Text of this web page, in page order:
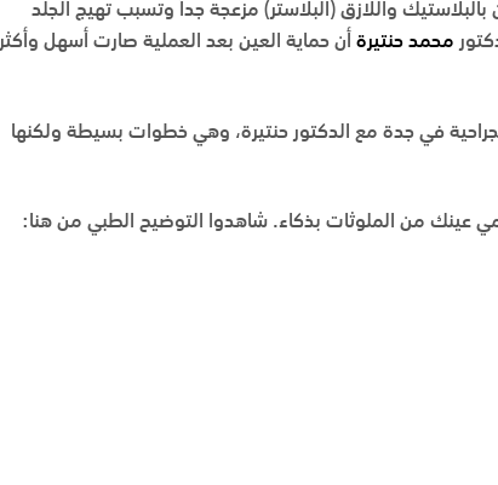
بالبلاستيك واللازق (البلاستر) مزعجة جداً وتسبب تهيج الجلد
محمد حنتيرة أن حماية العين بعد العملية صارت أسهل وأكثر
بعد العمليات الجراحية في جدة مع الدكتور حنتيرة، وهي خطوات بسيطة ولكنها
عينك من الملوثات بذكاء. شاهدوا التوضيح الطبي من هنا: